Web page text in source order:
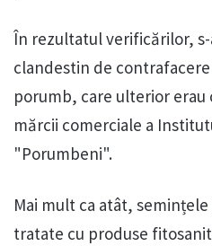
În rezultatul verificărilor,
clandestin de
porumb, care ulterior erau
mărcii comerciale a
"Porumbeni".
Mai mult ca atât,
tratate cu produse